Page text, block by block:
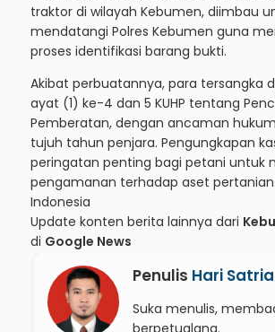
traktor di wilayah Kebumen, diimbau
mendatangi Polres Kebumen guna
proses identifikasi barang bukti.
Akibat perbuatannya, para tersangka
ayat (1) ke-4 dan 5 KUHP tentang
Pemberatan, dengan ancaman
tujuh tahun penjara. Pengungkapan
peringatan penting bagi petani untuk
pengamanan terhadap aset pertanian.
Indonesia
Update konten berita lainnya dari
di Google News
Penulis Hari Satria
Suka menulis,
berpetualang.